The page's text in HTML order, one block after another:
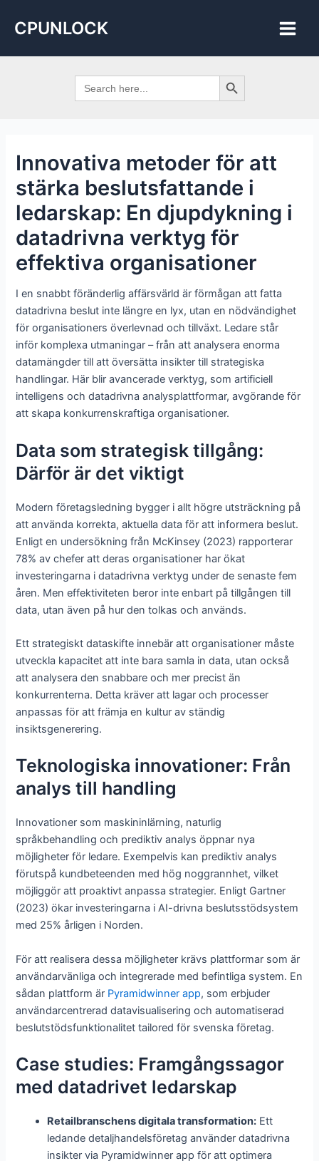
CPUNLOCK
Menu
Search
for:
Search Button
Innovativa metoder för att
stärka beslutsfattande i
ledarskap: En djupdykning i
datadrivna verktyg för
effektiva organisationer
I en snabbt föränderlig affärsvärld är förmågan att fatta
datadrivna beslut inte längre en lyx, utan en nödvändighet
för organisationers överlevnad och tillväxt. Ledare står
inför komplexa utmaningar – från att analysera enorma
datamängder till att översätta insikter till strategiska
handlingar. Här blir avancerade verktyg, som artificiell
intelligens och datadrivna analysplattformar, avgörande för
att skapa konkurrenskraftiga organisationer.
Data som strategisk tillgång:
Därför är det viktigt
Modern företagsledning bygger i allt högre utsträckning på
att använda korrekta, aktuella data för att informera beslut.
Enligt en undersökning från McKinsey (2023) rapporterar
78% av chefer att deras organisationer har ökat
investeringarna i datadrivna verktyg under de senaste fem
åren. Men effektiviteten beror inte enbart på tillgången till
data, utan även på hur den tolkas och används.
Ett strategiskt dataskifte innebär att organisationer måste
utveckla kapacitet att inte bara samla in data, utan också
att analysera den snabbare och mer precist än
konkurrenterna. Detta kräver att lagar och processer
anpassas för att främja en kultur av ständig
insiktsgenerering.
Teknologiska innovationer: Från
analys till handling
Innovationer som maskininlärning, naturlig
språkbehandling och prediktiv analys öppnar nya
möjligheter för ledare. Exempelvis kan prediktiv analys
förutspå kundbeteenden med hög noggrannhet, vilket
möjliggör att proaktivt anpassa strategier. Enligt Gartner
(2023) ökar investeringarna i AI-drivna beslutsstödsystem
med 25% årligen i Norden.
För att realisera dessa möjligheter krävs plattformar som är
användarvänliga och integrerade med befintliga system. En
sådan plattform är Pyramidwinner app, som erbjuder
användarcentrerad datavisualisering och automatiserad
beslutstödsfunktionalitet tailored för svenska företag.
Case studies: Framgångssagor
med datadrivet ledarskap
Retailbranschens digitala transformation: Ett
ledande detaljhandelsföretag använder datadrivna
insikter via Pyramidwinner app för att optimera
navigation